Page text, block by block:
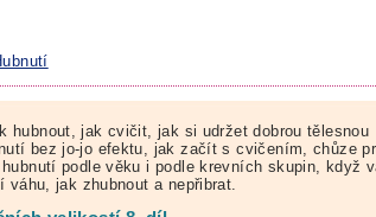
hubnout, jak cvičit, jak si udržet dobrou tělesnou
bez jo-jo efektu, jak začít s cvičením, chůze
podle věku i podle krevních skupin, když
jak zhubnout a nepřibrat.